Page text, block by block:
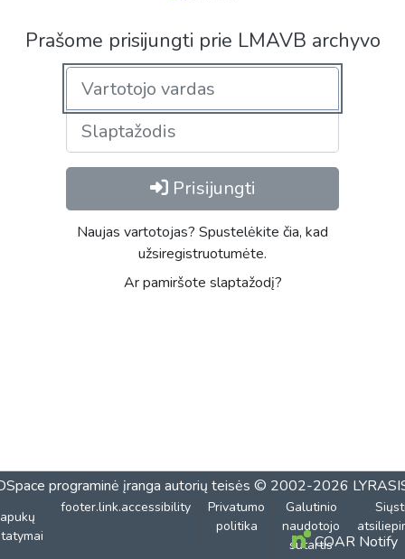
Prašome prisijungti prie LMAVB archyvo
Prisijungti
Naujas vartotojas? Spustelėkite čia, kad
užsiregistruotumėte.
Ar pamiršote slaptažodį?
programinė įranga autorių teisės © 2002-2026
footer.link.accessibility
Privatumo
politika
Galutinio
naudotojo
sutartisCOAR Notify